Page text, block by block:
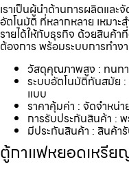
เราเป็นผู้นำด้านการผลิตแล
อัตโนมัติ ที่หลากหลาย เหมาะ
รายได้ให้กับธุรกิจ ด้วยสินค้
ต้องการ พร้อมระบบการทำง
วัสดุคุณภาพสูง : ทนทา
ระบบอัตโนมัติทันสมัย :
แบบ
ราคาคุ้มค่า : จัดจำหน่า
การรับประกันสินค้า :
มีประกันสินค้า : สินค้า
ตู้กาแฟหยอดเหรีย